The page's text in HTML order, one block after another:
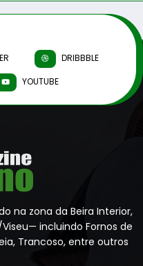
DRIBBBLE
YOUTUBE
na zona da Beira Interior,
incluindo Fornos de
Trancoso, entre outros